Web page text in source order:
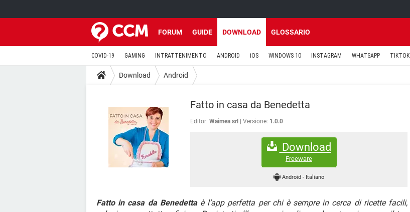
FORUM GUIDE DOWNLOAD GLOSSARIO
COVID-19 GAMING INTRATTENIMENTO ANDROID iOS WINDOWS 10 INSTAGRAM WHATSAPP TIKTOK
Download Android
Fatto in casa da Benedetta
Editor: Waimea srl Versione: 1.0.0
Download
Freeware
Android- Italiano
Fatto in casa da Benedettaè l’app perfetta per chi è sempre in cerca di ricette facili,